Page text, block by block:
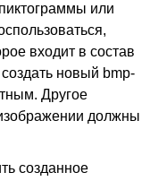
или
входит в состав
новый bmp-
Другое
должны
созданное